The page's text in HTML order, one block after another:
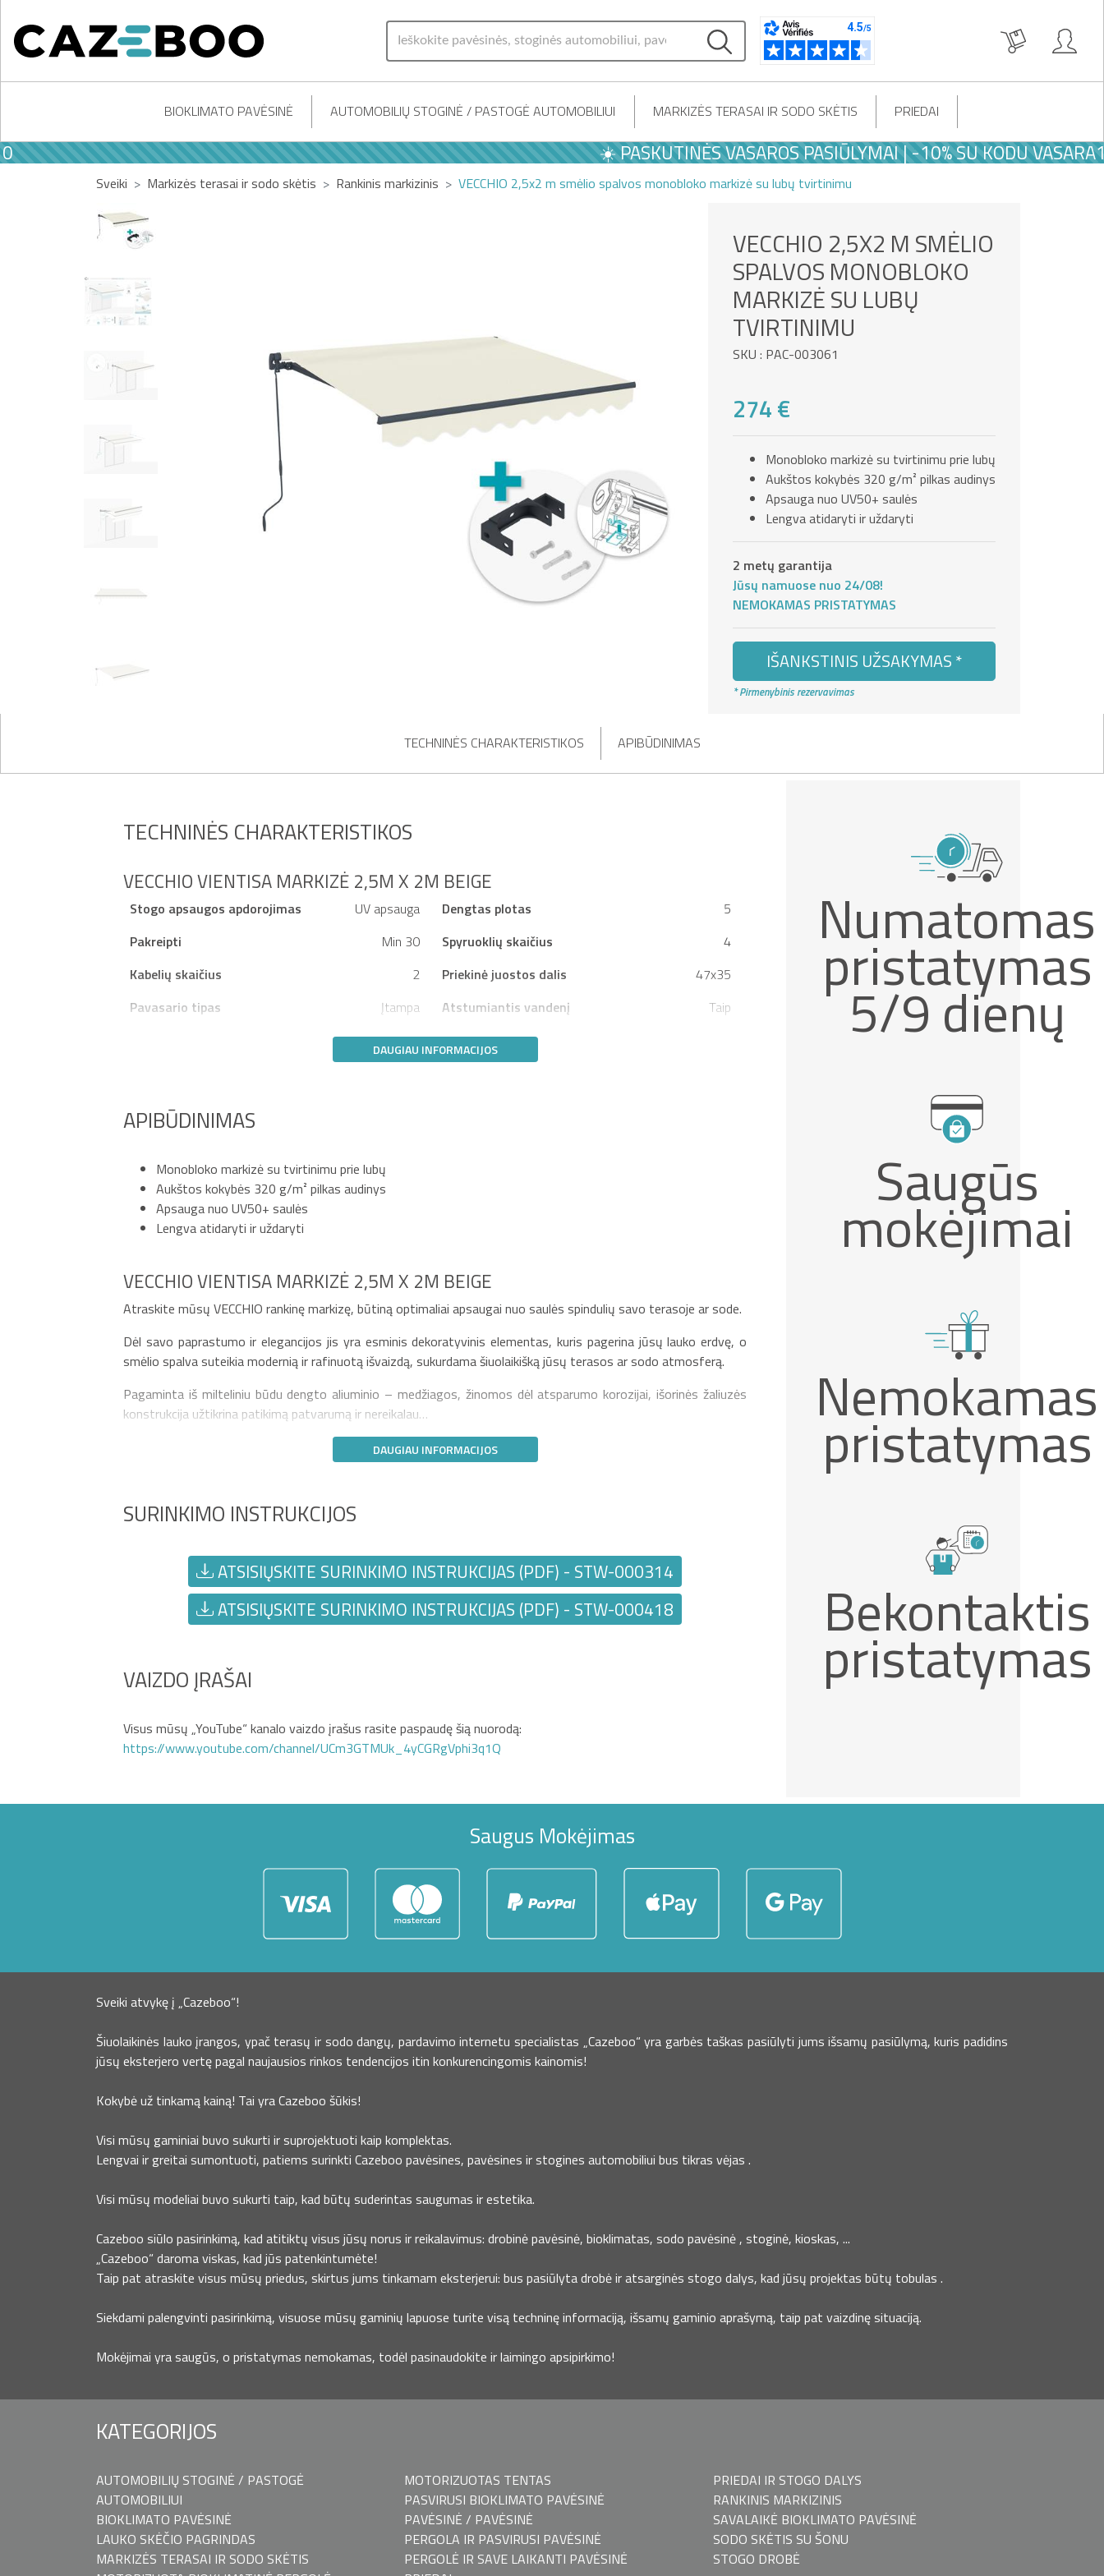
BIOKLIMATO PAVĖSINĖ AUTOMOBILIŲ STOGINĖ / PASTOGĖ AUTOMOBILIUI MARKIZĖS TERASAI IR SODO SKĖTIS PRIEDAI
☀️ PASKUTINĖS VASAROS PASIŪLYMAI | -10% SU KODU VASARA10
Sveiki Markizės terasai ir sodo skėtis Rankinis markizinis VECCHIO 2,5x2 m smėlio spalvos monobloko markizė su lubų tvirtinimu
VECCHIO 2,5X2 M SMĖLIO
SPALVOS MONOBLOKO
MARKIZĖ SU LUBŲ
TVIRTINIMU
SKU : PAC-003061
274 €
Monobloko markizė su tvirtinimu prie lubų
Aukštos kokybės 320 g/m² pilkas audinys
Apsauga nuo UV50+ saulės
Lengva atidaryti ir uždaryti
2 metų garantija
Jūsų namuose nuo 24/08!
NEMOKAMAS PRISTATYMAS
IŠANKSTINIS UŽSAKYMAS *
* Pirmenybinis rezervavimas
TECHNINĖS CHARAKTERISTIKOS APIBŪDINIMAS
TECHNINĖS CHARAKTERISTIKOS
VECCHIO VIENTISA MARKIZĖ 2,5M X 2M BEIGE
Stogo apsaugos apdorojimas UV apsauga Dengtas plotas
5
Pakreipti
Min 30 Spyruoklių skaičius
4
Kabelių skaičius
2 Priekinė juostos dalis
47x35
Pavasario tipas
Įtampa Atstumiantis vandenį Taip
DAUGIAU INFORMACIJOS
APIBŪDINIMAS
Monobloko markizė su tvirtinimu prie lubų
Aukštos kokybės 320 g/m² pilkas audinys
Apsauga nuo UV50+ saulės
Lengva atidaryti ir uždaryti
VECCHIO VIENTISA MARKIZĖ 2,5M X 2M BEIGE
Atraskite mūsų VECCHIO rankinę markizę, būtiną optimaliai apsaugai nuo saulės spindulių savo terasoje ar sode.
Dėl savo paprastumo ir elegancijos jis yra esminis dekoratyvinis elementas, kuris pagerina jūsų lauko erdvę, o
smėlio spalva suteikia modernią ir rafinuotą išvaizdą, sukurdama šiuolaikišką jūsų terasos ar sodo atmosferą.
Pagaminta iš milteliniu būdu dengto aliuminio – medžiagos, žinomos dėl atsparumo korozijai, išorinės žaliuzės
konstrukcija užtikrina patikimą patvarumą ir nereikalau…
DAUGIAU INFORMACIJOS
SURINKIMO INSTRUKCIJOS
ATSISIŲSKITE SURINKIMO INSTRUKCIJAS (PDF) - STW-000314
ATSISIŲSKITE SURINKIMO INSTRUKCIJAS (PDF) - STW-000418
VAIZDO ĮRAŠAI
Visus mūsų „YouTube“ kanalo vaizdo įrašus rasite paspaudę šią nuorodą:
https://www.youtube.com/channel/UCm3GTMUk_4yCGRgVphi3q1Q
Numatomas
pristatymas
5/9 dienų
Saugūs
mokėjimai
Nemokamas
pristatymas
Bekontaktis
pristatymas
Saugus Mokėjimas
Sveiki atvykę į „Cazeboo“!
Šiuolaikinės lauko įrangos, ypač terasų ir sodo dangų, pardavimo internetu specialistas „Cazeboo“ yra garbės taškas pasiūlyti jums išsamų pasiūlymą, kuris padidins
jūsų eksterjero vertę pagal naujausios rinkos tendencijos itin konkurencingomis kainomis!
Kokybė už tinkamą kainą! Tai yra Cazeboo šūkis!
Visi mūsų gaminiai buvo sukurti ir suprojektuoti kaip komplektas.
Lengvai ir greitai sumontuoti, patiems surinkti Cazeboo pavėsines, pavėsines ir stogines automobiliui bus tikras vėjas .
Visi mūsų modeliai buvo sukurti taip, kad būtų suderintas saugumas ir estetika.
Cazeboo siūlo pasirinkimą, kad atitiktų visus jūsų norus ir reikalavimus: drobinė pavėsinė, bioklimatas, sodo pavėsinė , stoginė, kioskas, ...
„Cazeboo“ daroma viskas, kad jūs patenkintumėte!
Taip pat atraskite visus mūsų priedus, skirtus jums tinkamam eksterjerui: bus pasiūlyta drobė ir atsarginės stogo dalys, kad jūsų projektas būtų tobulas .
Siekdami palengvinti pasirinkimą, visuose mūsų gaminių lapuose turite visą techninę informaciją, išsamų gaminio aprašymą, taip pat vaizdinę situaciją.
Mokėjimai yra saugūs, o pristatymas nemokamas, todėl pasinaudokite ir laimingo apsipirkimo!
KATEGORIJOS
AUTOMOBILIŲ STOGINĖ / PASTOGĖ
AUTOMOBILIUI
BIOKLIMATO PAVĖSINĖ
LAUKO SKĖČIO PAGRINDAS
MARKIZĖS TERASAI IR SODO SKĖTIS
MOTORIZUOTAS TENTAS
PASVIRUSI BIOKLIMATO PAVĖSINĖ
PAVĖSINĖ / PAVĖSINĖ
PERGOLA IR PASVIRUSI PAVĖSINĖ
PERGOLĖ IR SAVE LAIKANTI PAVĖSINĖ
PRIEDAI IR STOGO DALYS
RANKINIS MARKIZINIS
SAVALAIKĖ BIOKLIMATO PAVĖSINĖ
SODO SKĖTIS SU ŠONU
STOGO DROBĖ